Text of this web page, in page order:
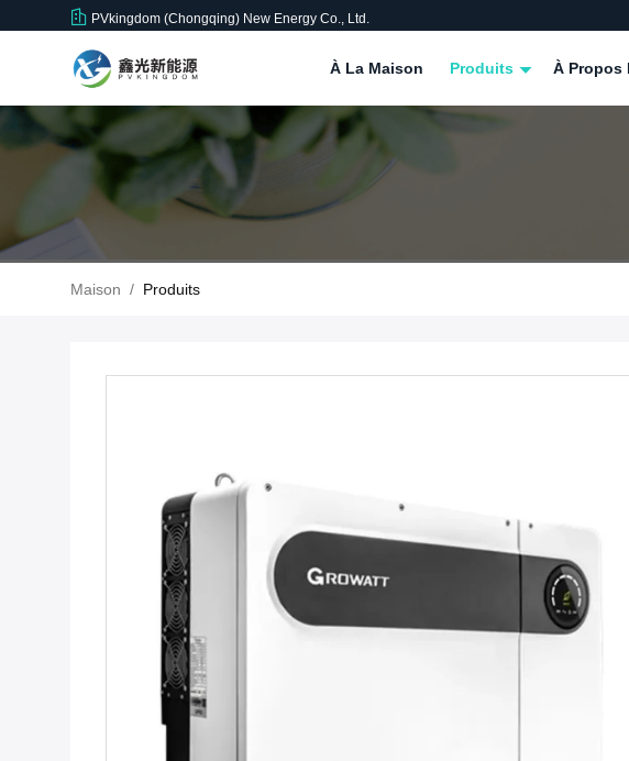
PVkingdom (Chongqing) New Energy Co., Ltd.
À La Maison Produits À Propos
Maison / Produits